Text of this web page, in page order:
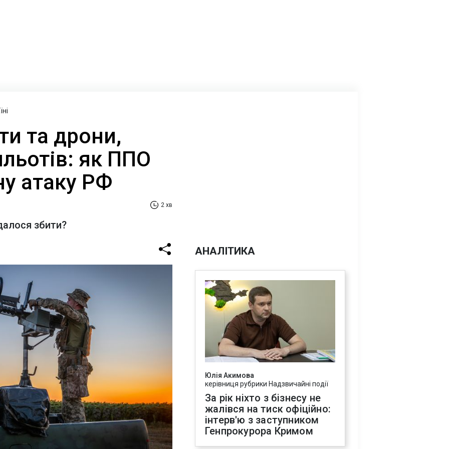
та дрони,
як ППО
атаку РФ
2 хв
збити?
АНАЛІТИКА
Юлія Акимова
керівниця рубрики Надзвичайні події
За рік ніхто з бізнесу не
жалівся на тиск офіційно:
інтерв'ю з заступником
Генпрокурора Кримом